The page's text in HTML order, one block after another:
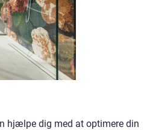
hjælpe dig med at optimere din